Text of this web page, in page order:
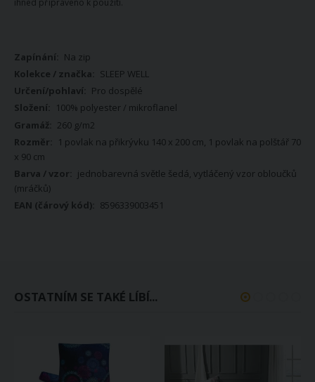
Více
informací
Na zip
SLEEP WELL
Pro dospělé
100% polyester / mikroflanel
260 g/m2
1 povlak na přikrývku 140 x 200 cm, 1 povlak na polštář 70
x 90 cm
jednobarevná světle šedá, vytláčený vzor obloučků
(mráčků)
8596339003451
OSTATNÍM SE TAKÉ LÍBÍ...